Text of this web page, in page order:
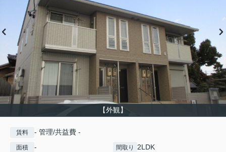
【外観】
賃料 - 管理/共益費 -
面積 - 間取り 2LDK